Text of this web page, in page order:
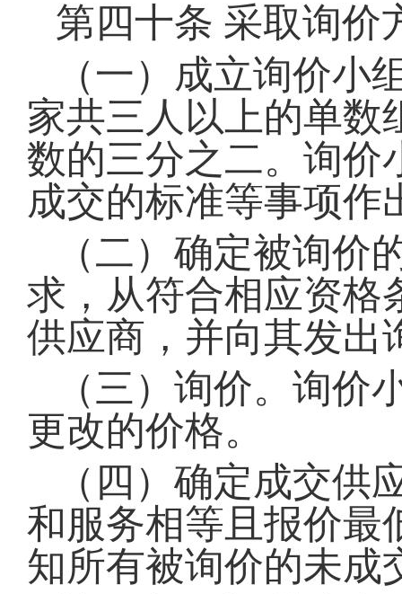
第四十条 采取询价
（一）成立询价
家共三人以上的单数
数的三分之二。询价
成交的标准等事项作
（二）确定被询价
求，从符合相应资格
供应商，并向其发出
（三）询价。询
更改的价格。
（四）确定成交
和服务相等且报价最
知所有被询价的未成